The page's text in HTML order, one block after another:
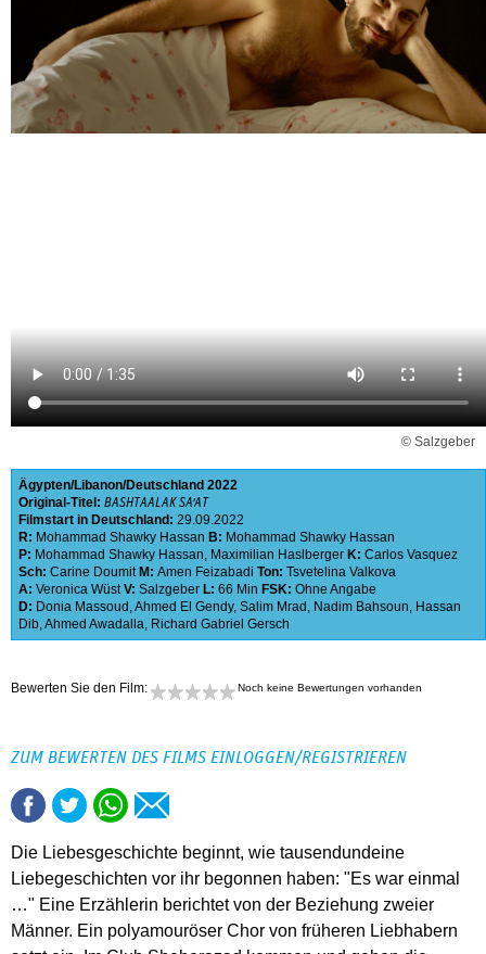
© Salzgeber
Ägypten Libanon Deutschland 2022
Original-Titel: BASHTAALAK SA'AT
Filmstart in Deutschland: 29.09.2022
R: Mohammad Shawky Hassan B: Mohammad Shawky Hassan
P: Mohammad Shawky Hassan, Maximilian Haslberger K: Carlos Vasquez
Sch: Carine Doumit M: Amen Feizabadi Ton: Tsvetelina Valkova
A: Veronica Wüst V: Salzgeber L: 66 Min FSK: Ohne Angabe
D: Donia Massoud ,Ahmed El Gendy, Salim Mrad , Nadim Bahsoun, Hassan
Dib,Ahmed Awadalla, Richard Gabriel Gersch
Bewerten Sie den Film: Noch keine Bewertungen vorhanden
ZUM BEWERTEN DES FILMS EINLOGGEN/REGISTRIEREN
Die Liebesgeschichte beginnt, wie tausendundeine
Liebegeschichten vor ihr begonnen haben: "Es war einmal
…" Eine Erzählerin berichtet von der Beziehung zweier
Männer. Ein polyamouröser Chor von früheren Liebhabern